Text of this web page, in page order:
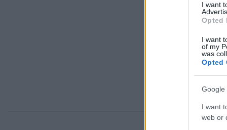
I want
Opted
I want
of my
was
Opted
Google
I want
web or